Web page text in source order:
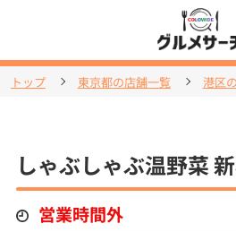
トップ 東京都の店舗一覧 港区
しゃぶしゃぶ温野菜
営業時間外